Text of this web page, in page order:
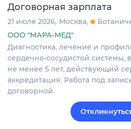
Договорная зарплата
21 июля 2026 Москва
ООО "МАРА-МЕД"
Диагностика, лечение и
сердечно-сосудистой системы,
не менее 5 лет, действующий
аккредитация. Работа под
договорной.